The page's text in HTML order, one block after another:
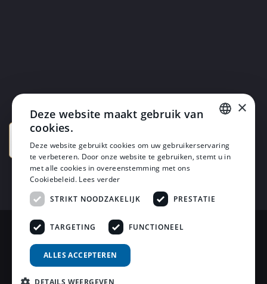
© 2026 Horsten Meubelen & Horsten Slaapcomfort
Privacy Voorwaarden
DUTCH
×
Deze website maakt gebruik van
cookies.
Deze website gebruikt cookies om uw gebruikerservaring
te verbeteren. Door onze website te gebruiken, stemt u in
met alle cookies in overeenstemming met ons
Cookiebeleid. Lees verder
STRIKT NOODZAKELIJK
PRESTATIE
TARGETING FUNCTIONEEL
ALLES ACCEPTEREN
DETAILS WEERGEVEN